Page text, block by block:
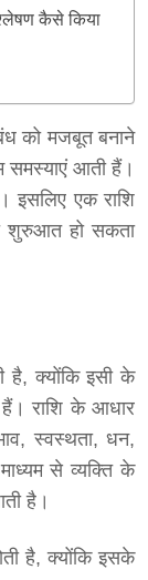
कैसे किया
को मजबूत बनाने
आती हैं।
इसलिए एक राशि
शुरुआत हो सकता
है, क्योंकि इसी के
राशि के आधार
स्वस्थता, धन,
से व्यक्ति के
है।
है, क्योंकि इसके